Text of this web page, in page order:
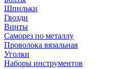
Шпильки
Гвозди
Винты
Саморез по металлу
Проволока вязальная
Уголки
Наборы инструментов